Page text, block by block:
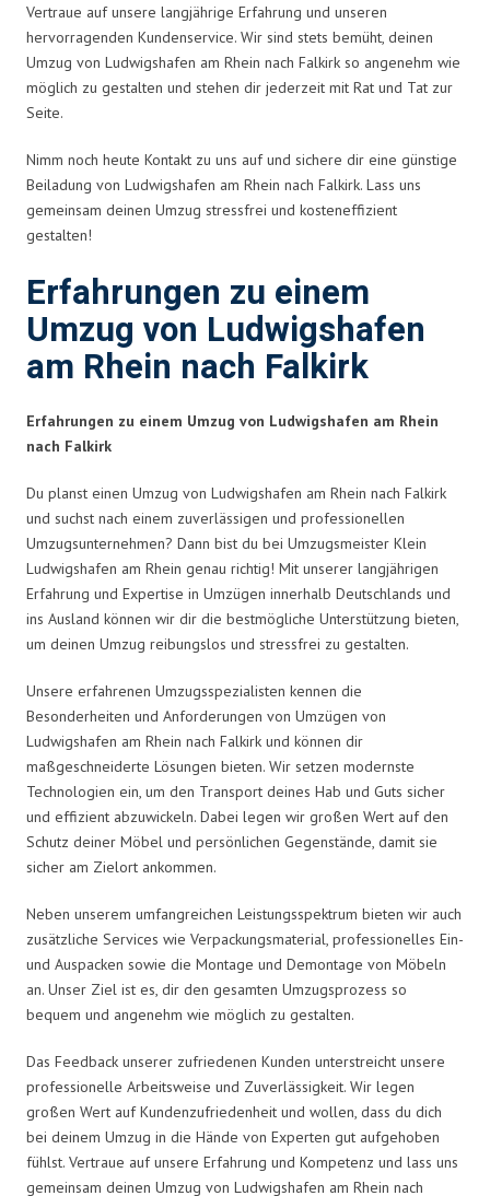
Vertraue auf unsere langjährige Erfahrung und unseren
hervorragenden Kundenservice. Wir sind stets bemüht, deinen
Umzug von Ludwigshafen am Rhein nach Falkirk so angenehm wie
möglich zu gestalten und stehen dir jederzeit mit Rat und Tat zur
Seite.
Nimm noch heute Kontakt zu uns auf und sichere dir eine günstige
Beiladung von Ludwigshafen am Rhein nach Falkirk. Lass uns
gemeinsam deinen Umzug stressfrei und kosteneffizient
gestalten!
Erfahrungen zu einem
Umzug von Ludwigshafen
am Rhein nach Falkirk
Erfahrungen zu einem Umzug von Ludwigshafen am Rhein
nach Falkirk
Du planst einen Umzug von Ludwigshafen am Rhein nach Falkirk
und suchst nach einem zuverlässigen und professionellen
Umzugsunternehmen? Dann bist du bei Umzugsmeister Klein
Ludwigshafen am Rhein genau richtig! Mit unserer langjährigen
Erfahrung und Expertise in Umzügen innerhalb Deutschlands und
ins Ausland können wir dir die bestmögliche Unterstützung bieten,
um deinen Umzug reibungslos und stressfrei zu gestalten.
Unsere erfahrenen Umzugsspezialisten kennen die
Besonderheiten und Anforderungen von Umzügen von
Ludwigshafen am Rhein nach Falkirk und können dir
maßgeschneiderte Lösungen bieten. Wir setzen modernste
Technologien ein, um den Transport deines Hab und Guts sicher
und effizient abzuwickeln. Dabei legen wir großen Wert auf den
Schutz deiner Möbel und persönlichen Gegenstände, damit sie
sicher am Zielort ankommen.
Neben unserem umfangreichen Leistungsspektrum bieten wir auch
zusätzliche Services wie Verpackungsmaterial, professionelles Ein-
und Auspacken sowie die Montage und Demontage von Möbeln
an. Unser Ziel ist es, dir den gesamten Umzugsprozess so
bequem und angenehm wie möglich zu gestalten.
Das Feedback unserer zufriedenen Kunden unterstreicht unsere
professionelle Arbeitsweise und Zuverlässigkeit. Wir legen
großen Wert auf Kundenzufriedenheit und wollen, dass du dich
bei deinem Umzug in die Hände von Experten gut aufgehoben
fühlst. Vertraue auf unsere Erfahrung und Kompetenz und lass uns
gemeinsam deinen Umzug von Ludwigshafen am Rhein nach